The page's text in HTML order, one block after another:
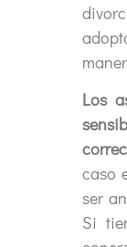
Los
caso
ser
Si